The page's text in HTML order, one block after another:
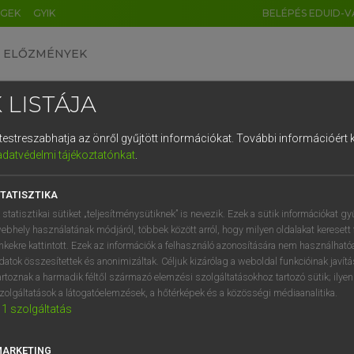
GYIK BELÉPÉS EDUID-
ELŐZMÉNYEK
egyetemes nagyszótár
VAN ELŐFIZETÉSED?
megtekintéséhez.
LISTÁJA
az önről gyűjtött információkat. További információért
tájékoztatónkat.
statisztikai sütiket „teljesítménysütiknek” is nevezik. Ezek a sütik információkat
használatának módjáról, többek között arról, hogy milyen oldalakat keresett
kattintott. Ezek az információk a felhasználó azonosítására nem
összesítettek és anonimizáltak. Céljuk kizárólag a weboldal funkcióinak
a harmadik féltől származó elemzési szolgáltatásokhoz tartozó sütik;
a látogatóelemzések, a hőtérképek és a közösségi médiaanalitika.
1 szolgáltatás
DE CN FR ES IT NL
1 2 3 4 5 6 7 8 9
q w e r t z u i
a s d f g h j k l é
í y x c v b n m , .